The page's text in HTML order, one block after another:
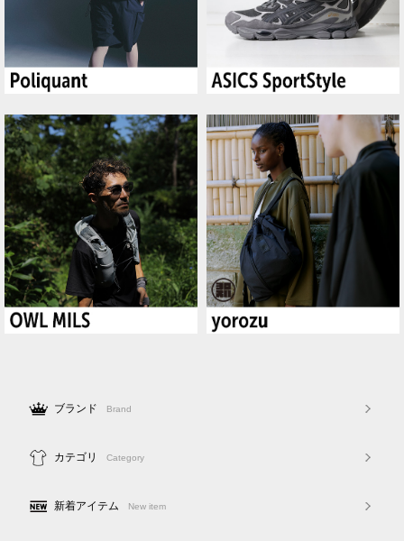
ブランド Brand
カテゴリ Category
新着アイテム New item